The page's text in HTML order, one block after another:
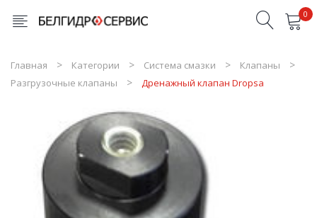
0
Главная Категории Система смазки
Клапаны
Разгрузочные клапаны
Дренажный клапан Dropsa